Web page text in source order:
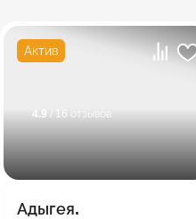
Актив
4.9 / 16 отзывов
Адыгея.